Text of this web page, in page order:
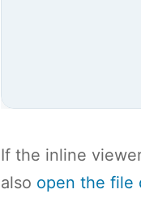
If the inline
also open the file